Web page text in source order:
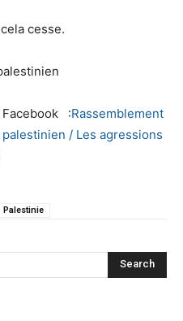
cesse.
Facebook :Rassemblement
/ Les agressions
Palestinie
Search